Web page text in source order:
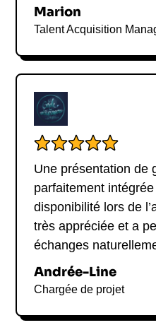
engagée, un
un forum citoyen, notre
Pour toutedemande de
écrire directement.
informations
conditions
personnalisés.
Marion
Talent Acquisition
Une présentation de
parfaitement
disponibilité lors de
très appréciée et a
échanges
Andrée-Line
Chargée de projet